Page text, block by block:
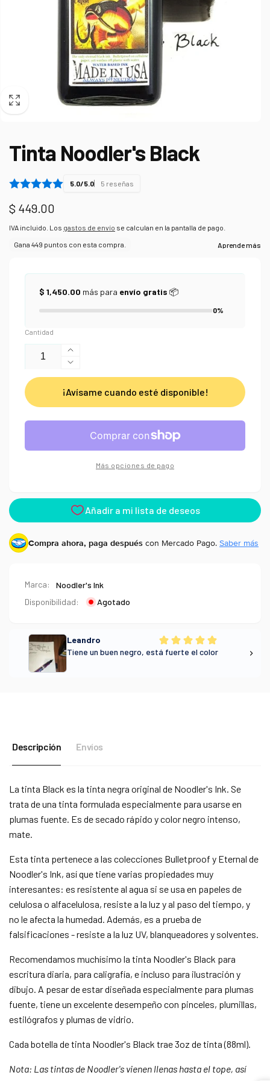
Tinta Noodler's Black
5.0/5.0 5 reseñas
Precio
habitual
$ 449.00
IVA incluido. Los gastos de envío se calculan en la pantalla de pago.
$ 1,450.00 más para envío gratis 📦
0%
Cantidad
Aumentar
cantidad
para
Tinta
Noodler&#39;s
Black
Reducir
cantidad
para
Tinta
Noodler&#39;s
Black
¡Avísame cuando esté disponible!
Más opciones de pago
Compra ahora, paga después con Mercado Pago. Saber más
Marca:
Noodler's Ink
Disponibilidad:
Agotado
Descripción Envíos
La tinta Black es la tinta negra original de Noodler's Ink. Se
trata de una tinta formulada especialmente para usarse en
plumas fuente. Es de secado rápido y color negro intenso,
mate.
Esta tinta pertenece a las colecciones Bulletproof y Eternal de
Noodler's Ink, así que tiene varias propiedades muy
interesantes: es resistente al agua si se usa en papeles de
celulosa o alfacelulosa, resiste a la luz y al paso del tiempo, y
no le afecta la humedad. Además, es a prueba de
falsificaciones - resiste a la luz UV, blanqueadores y solventes.
Recomendamos muchísimo la tinta Noodler's Black para
escritura diaria, para caligrafía, e incluso para ilustración y
dibujo. A pesar de estar diseñada especialmente para plumas
fuente, tiene un excelente desempeño con pinceles, plumillas,
estilógrafos y plumas de vidrio.
Cada botella de tinta Noodler's Black trae 3oz de tinta (88ml).
Nota: Las tintas de Noodler's vienen llenas hasta el tope, así
Compra ahora y paga a meses